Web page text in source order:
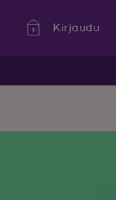
Kirjaudu